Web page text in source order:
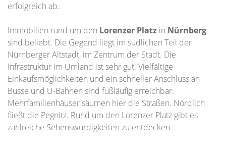
erfolgreich ab.
Immobilien rund um den Lorenzer Platz in Nürnberg
sind beliebt. Die Gegend liegt im südlichen Teil der
Nürnberger Altstadt, im Zentrum der Stadt. Die
Infrastruktur im Umland ist sehr gut. Vielfältige
Einkaufsmöglichkeiten und ein schneller Anschluss an
Busse und U-Bahnen sind fußläufig erreichbar.
Mehrfamilienhäuser säumen hier die Straßen. Nördlich
fließt die Pegnitz. Rund um den Lorenzer Platz gibt es
zahlreiche Sehenswürdigkeiten zu entdecken.